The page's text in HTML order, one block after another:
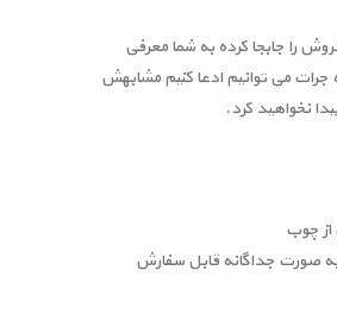
را جابجا کرده به شما معرفی
جرات می توانیم ادعا کنیم مشابهش
نخواهید کرد.
چوب
به صورت جداگانه قابل سفارش